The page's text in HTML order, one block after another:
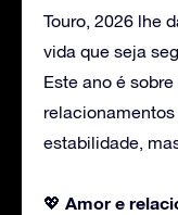
Touro, 2026 lhe
vida que seja
Este ano é
estabilidade,
💖 Amore